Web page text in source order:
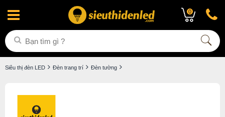
0
Siêu thị đèn LED Đèn trang trí Đèn tường